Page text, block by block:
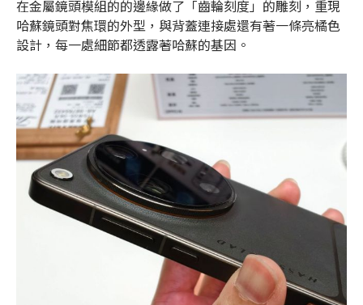
在金屬鏡頭模組的的邊緣做了「齒輪刻度」的雕刻，重現
哈蘇鏡頭對焦環的外型，與背蓋連接處還有著一條亮橘色
設計，每一處細節都透露著哈蘇的基因。